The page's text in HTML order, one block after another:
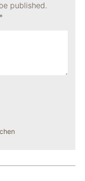
published.
*